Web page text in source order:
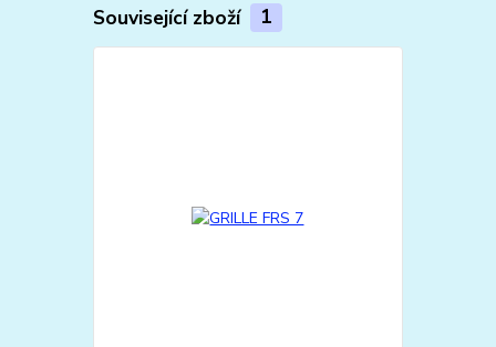
Související zboží 1